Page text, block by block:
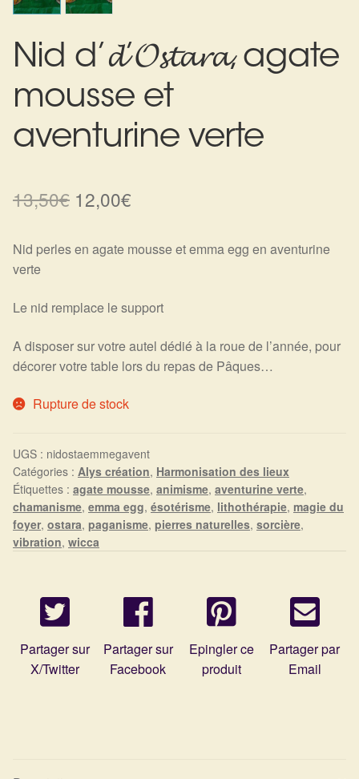
Harmonisation des lieux
Soin beauté
Sels de bain
Encens
Cadeaux de naissance
Arts Divinatoires : Percez les Mystères de l’Invisible
Magie: Le Savoir des Sorcières
Protection énergétique : Trouvez votre bouclier
intérieur
Les pierres en détail
Test — Quelle Gardienne ?
La roue de l’année
Mon compte
Nid d’𝓭’𝓞𝓼𝓽𝓪𝓻𝓪, agate
mousse et
aventurine verte
13,50€ Le
initial
13,50€.
12,00€
actuel
12,00€.
Nid perles en agate mousse et emma egg en aventurine
verte
Le nid remplace le support
A disposer sur votre autel dédié à la roue de l’année, pour
décorer votre table lors du repas de Pâques…
Rupture de stock
UGS : nidostaemmegavent
Catégories : Alys création, Harmonisation des lieux
Étiquettes : agate mousse, animisme, aventurine verte,
chamanisme, emma egg, ésotérisme, lithothérapie, magie du
foyer, ostara, paganisme, pierres naturelles, sorcière,
vibration, wicca
Partager sur
X/Twitter
Partager sur
Facebook
Epingler ce
produit
Partager par
Email